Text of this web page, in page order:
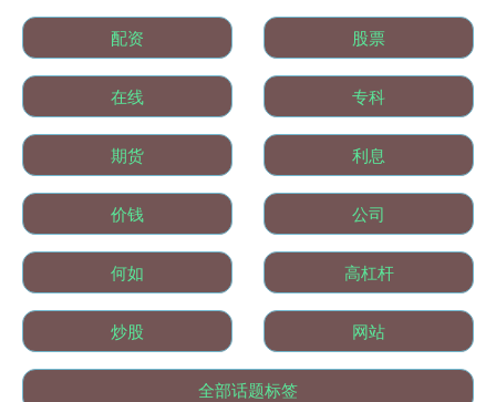
基金指数 7229.80 -1.63 -0.02%
国债指数 229.59 -0.00 0.00%
配资 股票
在线 专科
期货 利息
价钱 公司
何如 高杠杆
炒股 网站
全部话题标签